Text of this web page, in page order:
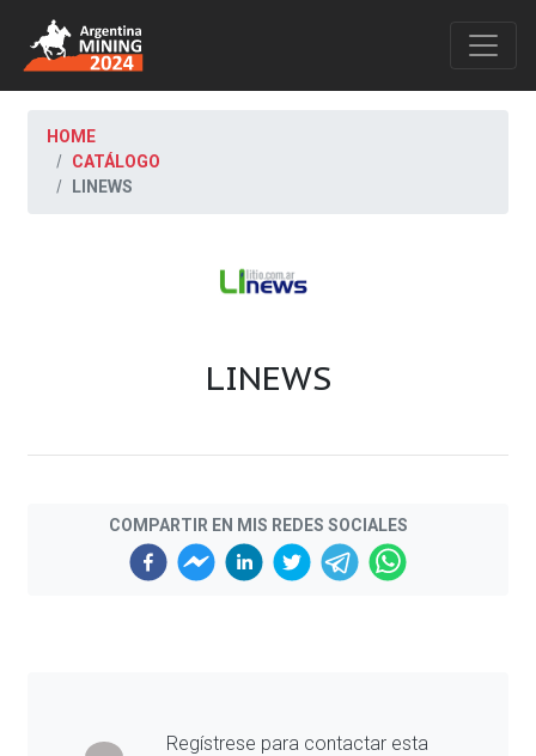
HOME
CATÁLOGO
LINEWS
LINEWS
COMPARTIR EN MIS REDES SOCIALES
Regístrese para contactar esta